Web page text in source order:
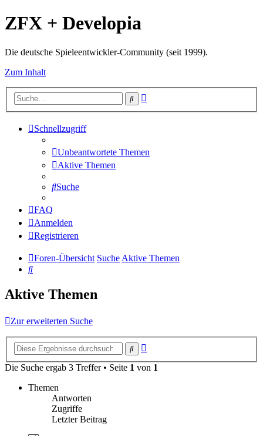
ZFX + Developia
Die deutsche Spieleentwickler-Community (seit 1999).
Zum Inhalt
Suche
Schnellzugriff
Unbeantwortete Themen
Aktive Themen
Suche
FAQ
Anmelden
Registrieren
Foren-Übersicht SucheAktive Themen
Suche
Aktive Themen
Zur erweiterten Suche
Suche
Die Suche ergab 3 Treffer • Seite 1 von 1
Themen
Antworten
Zugriffe
Letzter Beitrag